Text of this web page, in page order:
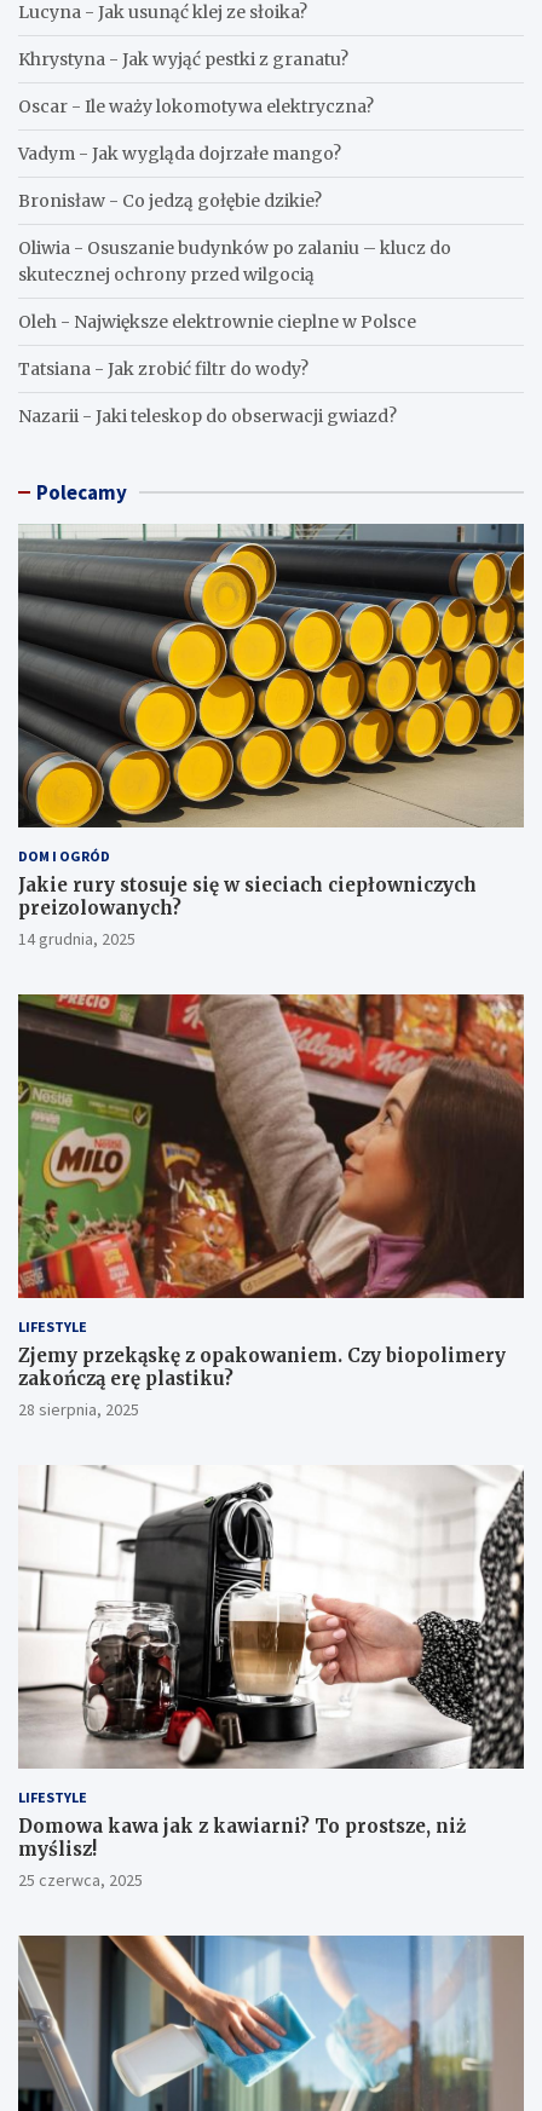
Lucyna - Jak usunąć klej ze słoika?
Khrystyna - Jak wyjąć pestki z granatu?
Oscar - Ile waży lokomotywa elektryczna?
Vadym - Jak wygląda dojrzałe mango?
Bronisław - Co jedzą gołębie dzikie?
Oliwia - Osuszanie budynków po zalaniu – klucz do
skutecznej ochrony przed wilgocią
Oleh - Największe elektrownie cieplne w Polsce
Tatsiana - Jak zrobić filtr do wody?
Nazarii - Jaki teleskop do obserwacji gwiazd?
Polecamy
DOM I OGRÓD
Jakie rury stosuje się w sieciach ciepłowniczych
preizolowanych?
14 grudnia, 2025
LIFESTYLE
Zjemy przekąskę z opakowaniem. Czy biopolimery
zakończą erę plastiku?
28 sierpnia, 2025
LIFESTYLE
​Domowa kawa jak z kawiarni? To prostsze, niż
myślisz!
25 czerwca, 2025